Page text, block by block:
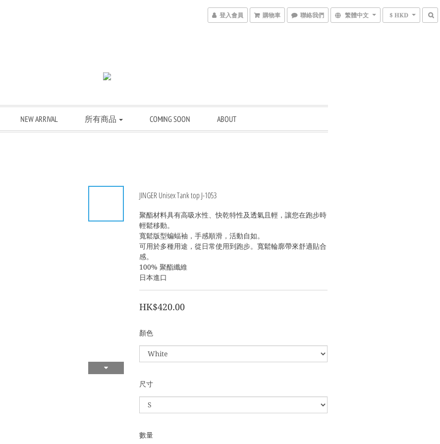
登入會員 購物車 聯絡我們 繁體中文 $ HKD
NEW ARRIVAL 所有商品 COMING SOON ABOUT
JINGER Unisex Tank top J-1053
聚酯材料具有高吸水性、快乾特性及透氣且輕，讓您在跑步時
輕鬆移動。
寬鬆版型蝙蝠袖，手感順滑，活動自如。
可用於多種用途，從日常使用到跑步。寬鬆輪廓帶來舒適貼合
感。
100% 聚酯纖維
日本進口
HK$420.00
顏色
尺寸
數量